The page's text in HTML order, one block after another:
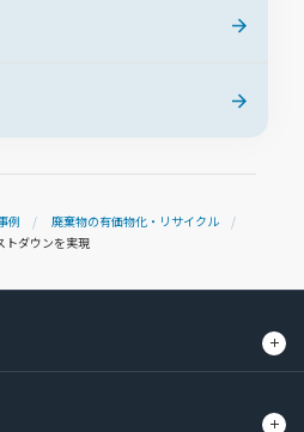
例
廃棄物の有価物化・リサイクル
トダウンを実現